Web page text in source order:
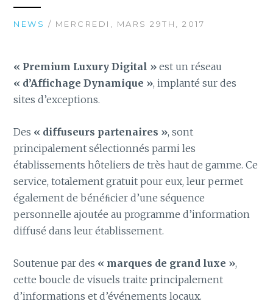
NEWS / MERCREDI, MARS 29TH, 2017
« Premium Luxury Digital » est un réseau
« d’Affichage Dynamique », implanté sur des
sites d’exceptions.
Des « diffuseurs partenaires », sont
principalement sélectionnés parmi les
établissements hôteliers de très haut de gamme. Ce
service, totalement gratuit pour eux, leur permet
également de bénéﬁcier d’une séquence
personnelle ajoutée au programme d’information
diffusé dans leur établissement.
Soutenue par des « marques de grand luxe »,
cette boucle de visuels traite principalement
d’informations et d’événements locaux.